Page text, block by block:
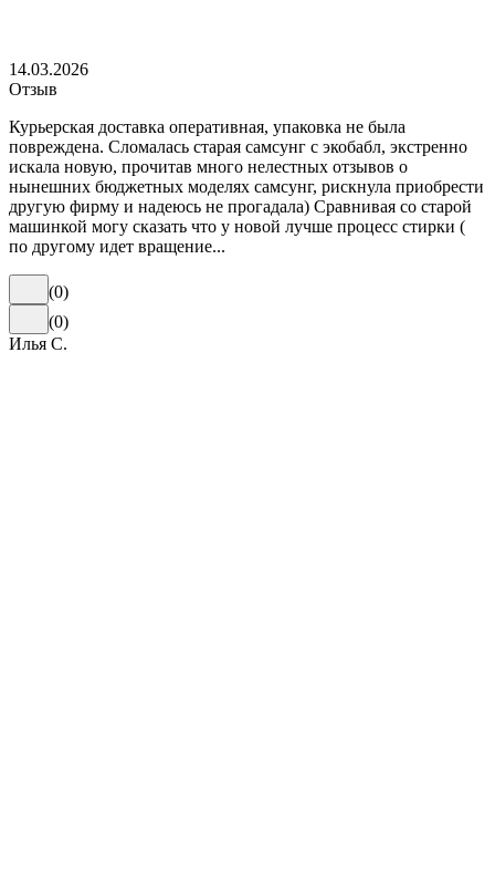
14.03.2026
Отзыв
Курьерская доставка оперативная, упаковка не была
повреждена. Сломалась старая самсунг с экобабл, экстренно
искала новую, прочитав много нелестных отзывов о
нынешних бюджетных моделях самсунг, рискнула приобрести
другую фирму и надеюсь не прогадала) Сравнивая со старой
машинкой могу сказать что у новой лучше процесс стирки (
по другому идет вращение...
(0)
(0)
Илья С.